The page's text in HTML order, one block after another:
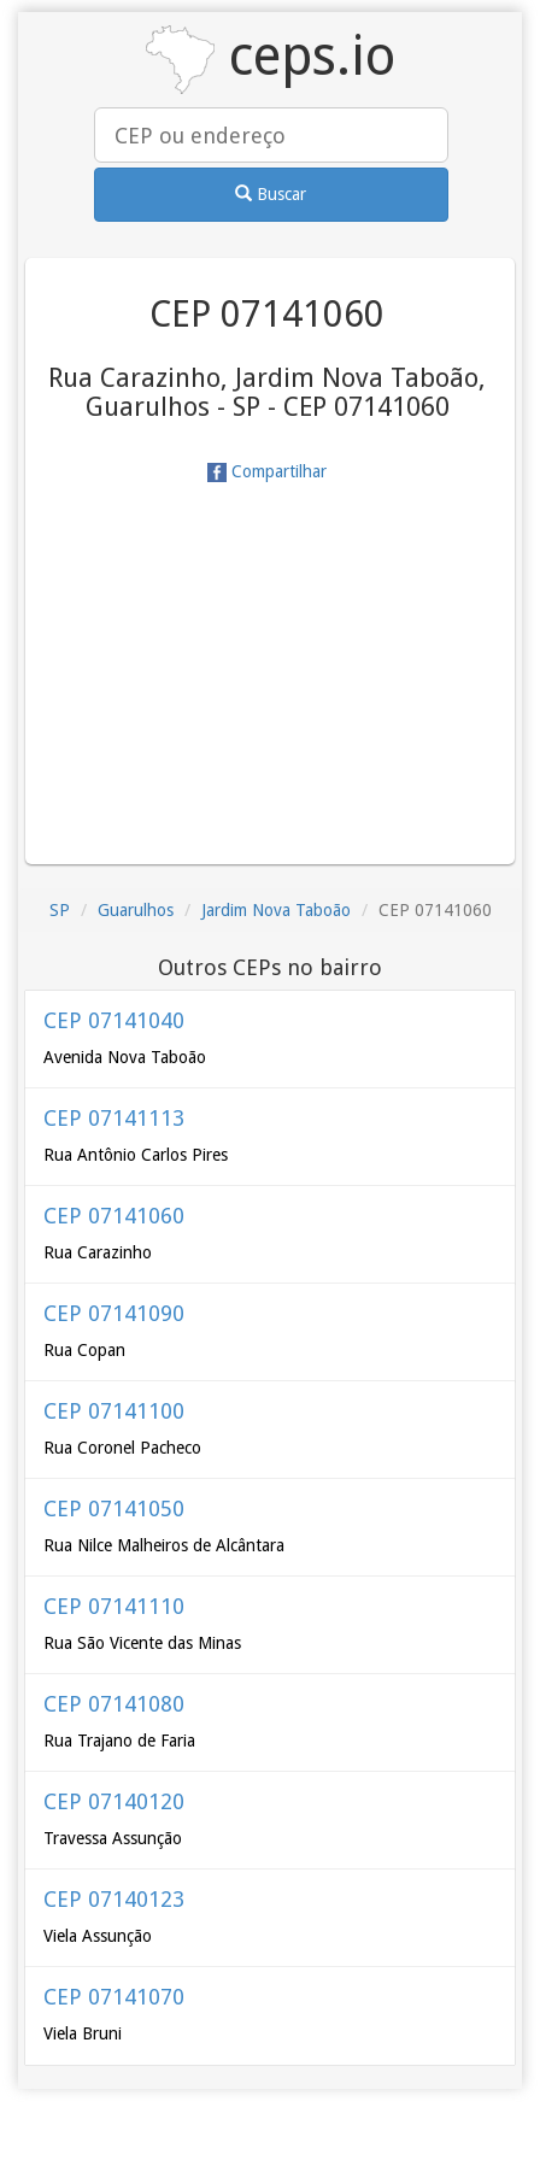
ceps.io
Buscar
CEP 07141060
Rua Carazinho, Jardim Nova Taboão,
Guarulhos - SP - CEP 07141060
Compartilhar
SP Guarulhos Jardim Nova Taboão CEP 07141060
Outros CEPs no bairro
CEP 07141040
Avenida Nova Taboão
CEP 07141113
Rua Antônio Carlos Pires
CEP 07141060
Rua Carazinho
CEP 07141090
Rua Copan
CEP 07141100
Rua Coronel Pacheco
CEP 07141050
Rua Nilce Malheiros de Alcântara
CEP 07141110
Rua São Vicente das Minas
CEP 07141080
Rua Trajano de Faria
CEP 07140120
Travessa Assunção
CEP 07140123
Viela Assunção
CEP 07141070
Viela Bruni